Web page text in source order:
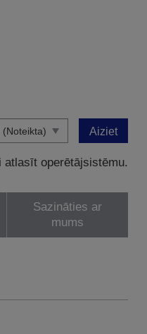
Aiziet
operētājsistēmu.
Sazināties ar
mums